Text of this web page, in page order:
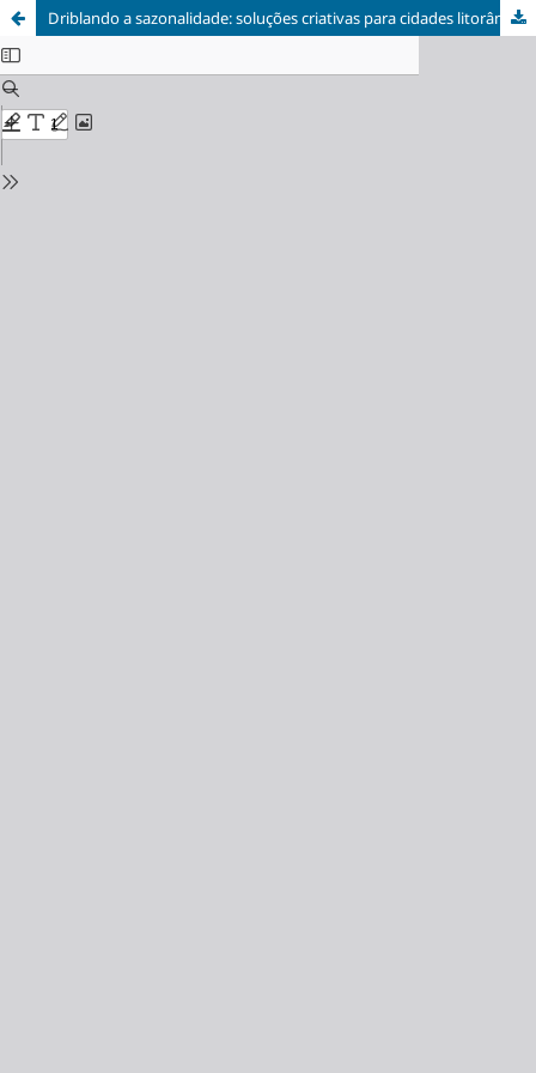
Driblando a sazonalidade: soluções criativas para cidades litorâneas que recebem o turismo de verão